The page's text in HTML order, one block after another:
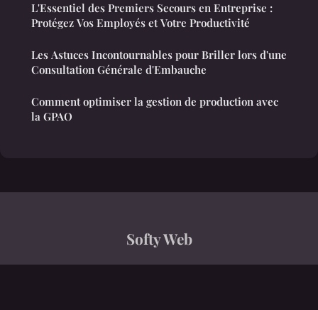
L'Essentiel des Premiers Secours en Entreprise :
Protégez Vos Employés et Votre Productivité
Les Astuces Incontournables pour Briller lors d'une
Consultation Générale d'Embauche
Comment optimiser la gestion de production avec
la GPAO
Softy Web